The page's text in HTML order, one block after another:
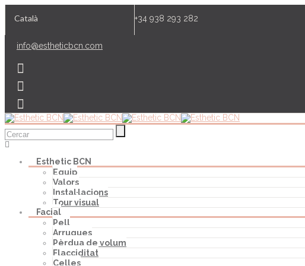
Català +34 938 293 282
info@estheticbcn.com
Esthetic BCN
Equip
Valors
Instal·lacions
Tour visual
Facial
Pell
Arrugues
Pèrdua de volum
Flacciditat
Celles